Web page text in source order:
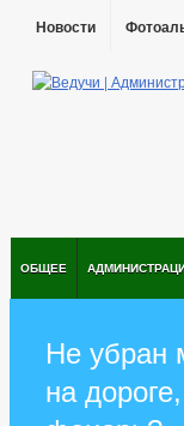
Новости
ОБЩЕЕ
Не убран
на